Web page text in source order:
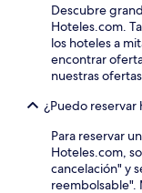
Descubre
Hoteles.com.
los hoteles a
encontrar
nuestras
¿Puedo reservar
Para reservar
Hoteles.com,
cancelación" y
reembolsable".